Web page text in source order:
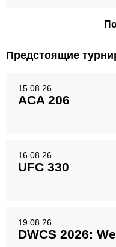
Предстоящие
15.08.26
ACA 206
16.08.26
UFC 330
19.08.26
DWCS 2026: